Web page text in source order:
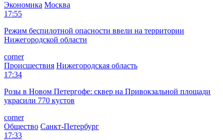
Экономика Москва
17:55
Режим беспилотной опасности ввели на территории
Нижегородской области
corner
Происшествия Нижегородская область
17:34
Розы в Новом Петергофе: сквер на Привокзальной площади
украсили 770 кустов
corner
Общество Санкт-Петербург
17:33